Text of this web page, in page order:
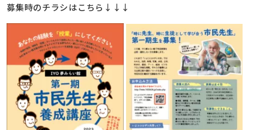
募集時のチラシはこちら↓↓↓